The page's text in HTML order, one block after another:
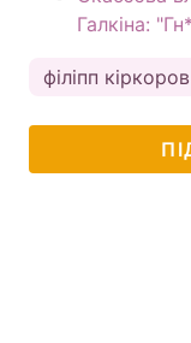
Галкіна:
філіпп кіркоров